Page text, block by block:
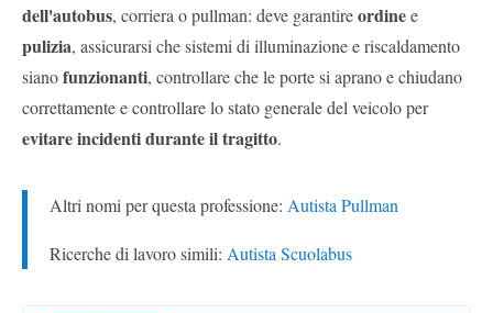
dell'autobus, corriera o pullman: deve garantireordinee
pulizia, assicurarsi che sistemi di illuminazione e riscaldamento
sianofunzionanti, controllare che le porte si aprano e chiudano
correttamente e controllare lo stato generale del veicolo per
evitare incidenti durante il tragitto.
Altri nomi per questa professione: Autista Pullman
Ricerche di lavoro simili: Autista Scuolabus